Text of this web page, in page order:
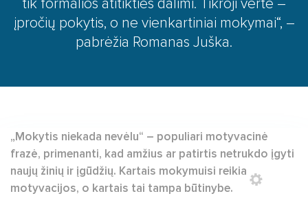
tik formalios atitikties dalimi. Tikroji vertė –
įpročių pokytis, o ne vienkartiniai mokymai“, –
pabrėžia Romanas Juška.
„Mokytis niekada nevėlu“ – populiari motyvacinė
frazė, primenanti, kad amžius ar patirtis netrukdo įgyti
naujų žinių ir įgūdžių. Kartais mokymuisi reikia
motyvacijos, o kartais tai tampa būtinybe.